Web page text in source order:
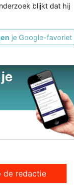
blijkt dat hij
je Google-favoriet
de redactie